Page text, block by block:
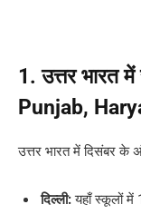
1. उत्तर भारत
Punjab,
उत्तर भारत में दिसंबर के
दिल्ली:यहाँ स्कूलों में